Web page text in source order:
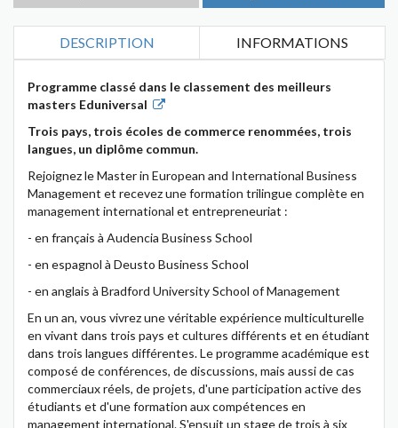
DESCRIPTION INFORMATIONS
Programme classé dans le classement des meilleurs
masters Eduniversal
Trois pays, trois écoles de commerce renommées, trois
langues, un diplôme commun.
Rejoignez le Master in European and International Business
Management et recevez une formation trilingue complète en
management international et entrepreneuriat :
- en français à Audencia Business School
- en espagnol à Deusto Business School
- en anglais à Bradford University School of Management
En un an, vous vivrez une véritable expérience multiculturelle
en vivant dans trois pays et cultures différents et en étudiant
dans trois langues différentes. Le programme académique est
composé de conférences, de discussions, mais aussi de cas
commerciaux réels, de projets, d'une participation active des
étudiants et d'une formation aux compétences en
management international. S'ensuit un stage de trois à six